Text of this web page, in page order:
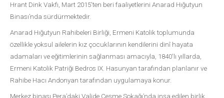
Hrant Dink Vakfı, Mart 2015'ten beri faaliyetlerini Anarad Hığutyun
Binası’nda sürdürmektedir.
Anarad Hığutyun Rahibeleri Birliği, Ermeni Katolik toplumunda
özellikle yoksul ailelerin kız çocuklarının kendilerini dinî hayata
adamaları ve eğitimlerinin sağlanması amacıyla, 1840'lı yıllarda,
Ermeni Katolik Patriği Bedros IX. Hasunyan tarafından planlanır ve
Rahibe Hacı Andonyan tarafından uygulamaya konur.
Merkez binası Pera’daki Valide Çeşme Sokağı’nda inşa edilen birlik,